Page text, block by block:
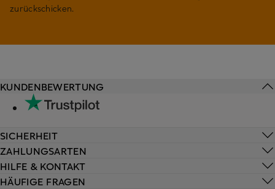
zurückschicken.
HILFE & KONTAKT
HÄUFIGE FRAGEN
KUNDENBEWERTUNG
SICHERHEIT
ZAHLUNGSARTEN